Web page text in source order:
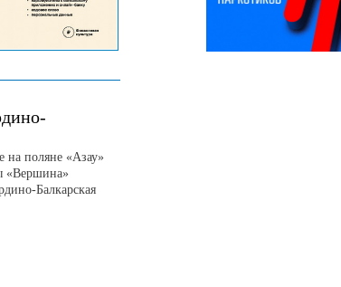
на поляне «Азау»
«Вершина»
Балкарская